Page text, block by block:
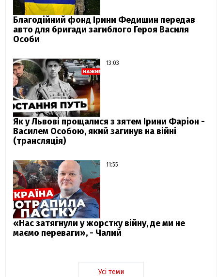
Благодійний фонд Ірини Федишин передав
авто для бригади загиблого Героя Василя
Особи
13:03
Як у Львові прощалися з зятем Ірини Фаріон -
Василем Особою, який загинув на війні
(трансляція)
11:55
«Нас затягнули у жорстку війну, де ми не
маємо переваги», - Чалий
Усі теми